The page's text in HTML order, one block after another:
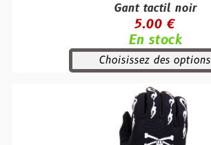
Gant tactil noir
5.00 €
En stock
Choisissez des options